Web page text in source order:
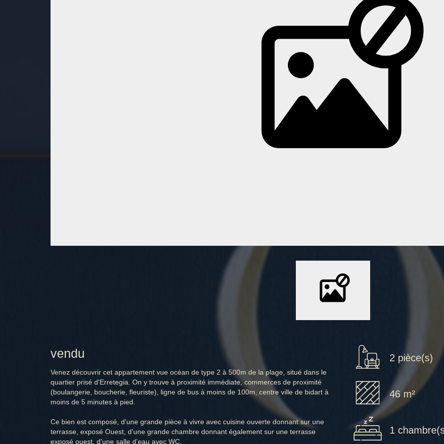
vendu
Venez découvrir cet appartement vue océan de type 2 à 500m de la plage, situé dans le
quartier prisé d'Erretegia. On y trouve à proximité immédiate, commerces de proximité
(boulangerie, boucherie, fleuriste), ligne de bus à moins de 100m, centre ville de bidart à
moins de 5 minutes à pied.
Ce bien est composé, d'une grande pièce à vivre avec cuisine ouverte donnant sur une
terrasse, exposé Ouest, d'une grande chambre donnant également sur une terrasse
exposé ouest, d'une salle d'eau avec WC.
2 pièce(s)
46 m²
1